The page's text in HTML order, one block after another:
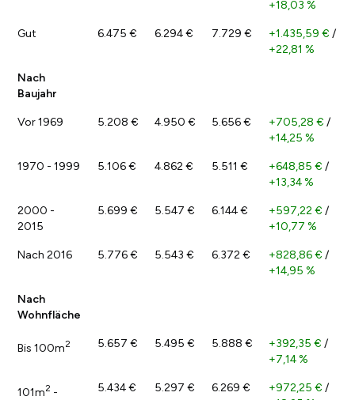
+18,03 %
Gut 6.475 € 6.294 € 7.729 € +1.435,59 € /
+22,81 %
Nach
Baujahr
Vor 1969 5.208 € 4.950 € 5.656 € +705,28 € /
+14,25 %
1970 - 1999 5.106 € 4.862 € 5.511 € +648,85 € /
+13,34 %
2000 -
2015
5.699 € 5.547 € 6.144 € +597,22 € /
+10,77 %
Nach 2016 5.776 € 5.543 € 6.372 € +828,86 € /
+14,95 %
Nach
Wohnfläche
Bis 100m2 5.657 € 5.495 € 5.888 € +392,35 € /
+7,14 %
101m2 -
5.434 € 5.297 € 6.269 € +972,25 € /